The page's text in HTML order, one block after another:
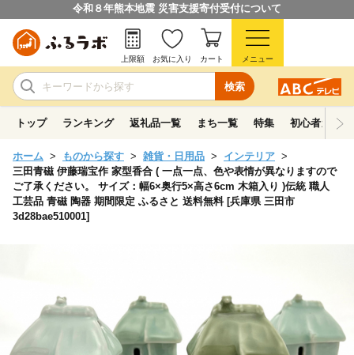
令和８年熊本地震 災害支援寄付受付について
検索
上限額 お気に入り カート メニュー
トップ ランキング 返礼品一覧 まち一覧 特集 初心者ガイド
ホーム ものから探す 雑貨・日用品
インテリア
三田青磁 伊藤瑞宝作 家型香合 ( 一点一点、色や表情が異なりますので
ご了承ください。 サイズ：幅6×奥行5×高さ6cm 木箱入り )伝統 職人
工芸品 青磁 陶器 期間限定 ふるさと 送料無料 [兵庫県 三田市
3d28bae510001]